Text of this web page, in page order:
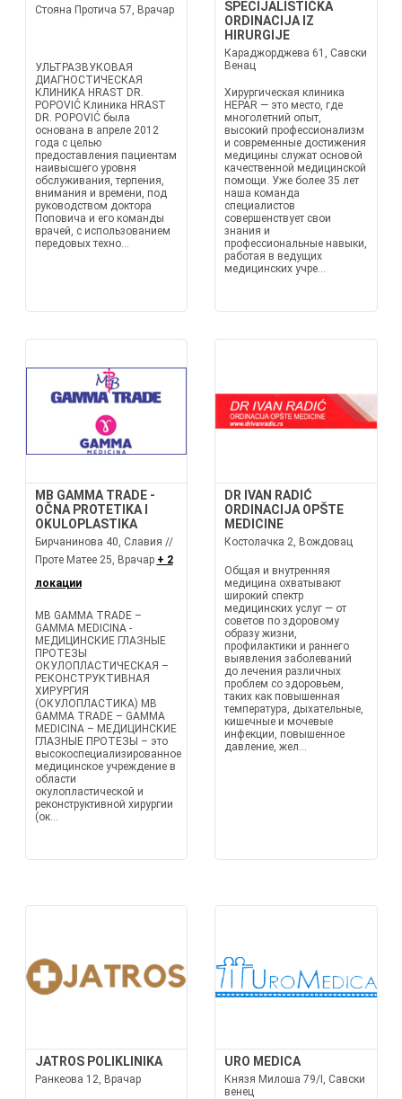
Стояна Протича 57, Врачар
УЛЬТРАЗВУКОВАЯ
ДИАГНОСТИЧЕСКАЯ
КЛИНИКА HRAST DR.
POPOVIĆ Клиника HRAST
DR. POPOVIĆ была
основана в апреле 2012
года с целью
предоставления пациентам
наивысшего уровня
обслуживания, терпения,
внимания и времени, под
руководством доктора
Поповича и его команды
врачей, с использованием
передовых техно...
SPECIJALISTIČKA
ORDINACIJA IZ
HIRURGIJE
Караджорджева 61, Савски
Венац
Хирургическая клиника
HEPAR — это место, где
многолетний опыт,
высокий профессионализм
и современные достижения
медицины служат основой
качественной медицинской
помощи. Уже более 35 лет
наша команда
специалистов
совершенствует свои
знания и
профессиональные навыки,
работая в ведущих
медицинских учре...
MB GAMMA TRADE -
OČNA PROTETIKA I
OKULOPLASTIKA
Бирчанинова 40, Славия //
Проте Матее 25, Врачар + 2
локации
MB GAMMA TRADE –
GAMMA MEDICINA -
МЕДИЦИНСКИЕ ГЛАЗНЫЕ
ПРОТЕЗЫ
ОКУЛОПЛАСТИЧЕСКАЯ –
РЕКОНСТРУКТИВНАЯ
ХИРУРГИЯ
(ОКУЛОПЛАСТИКА) MB
GAMMA TRADE – GAMMA
MEDICINA – МЕДИЦИНСКИЕ
ГЛАЗНЫЕ ПРОТЕЗЫ – это
высокоспециализированное
медицинское учреждение в
области
окулопластической и
реконструктивной хирургии
(ок...
DR IVAN RADIĆ
ORDINACIJA OPŠTE
MEDICINE
Костолачка 2, Вождовац
Общая и внутренняя
медицина охватывают
широкий спектр
медицинских услуг — от
советов по здоровому
образу жизни,
профилактики и раннего
выявления заболеваний
до лечения различных
проблем со здоровьем,
таких как повышенная
температура, дыхательные,
кишечные и мочевые
инфекции, повышенное
давление, жел...
JATROS POLIKLINIKA
Ранкеова 12, Врачар
URO MEDICA
Князя Милоша 79/I, Савски
венец